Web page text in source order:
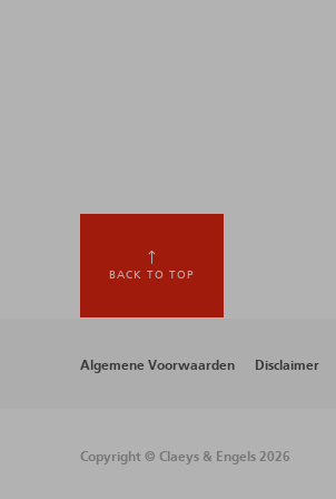
BACK TO TOP
Footer
Algemene Voorwaarden Disclaimer
Copyright © Claeys & Engels 2026